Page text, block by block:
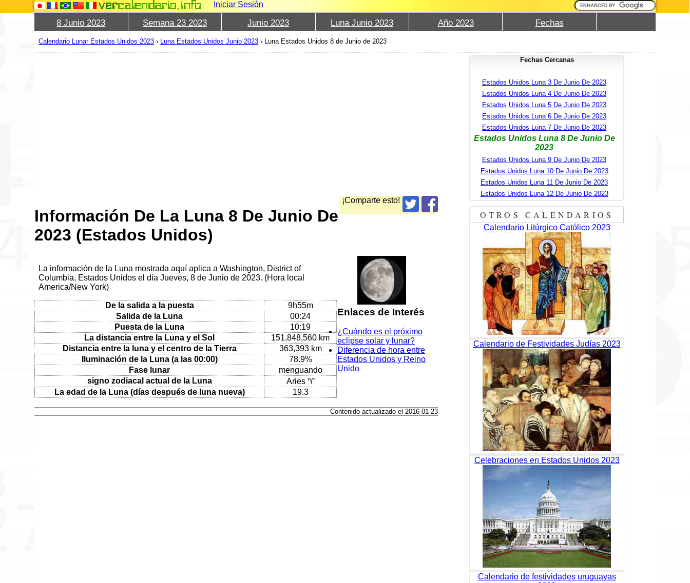
Iniciar Sesión
8 Junio 2023 Semana 23 2023 Junio 2023 Luna Junio 2023 Año 2023 Fechas
Calendario Lunar Estados Unidos 2023 › Luna Estados Unidos Junio 2023 › Luna Estados Unidos 8 de Junio de 2023
¡Comparte esto!
Información De La Luna 8 De Junio De
2023 (Estados Unidos)
La información de la Luna mostrada aquí aplica a Washington, District of
Columbia, Estados Unidos el día Jueves, 8 de Junio de 2023. (Hora local
America/New York)
De la salida a la puesta
9h55m
Salida de la Luna
00:24
Puesta de la Luna
10:19
La distancia entre la Luna y el Sol
151,848,560 km
Distancia entre la luna y el centro de la Tierra
363,393 km
Iluminación de la Luna (a las 00:00)
78.9%
Fase lunar
menguando
signo zodiacal actual de la Luna
Aries ♈
La edad de la Luna (días después de luna nueva)
19.3
Enlaces de Interés
¿Cuándo es el próximo
eclipse solar y lunar?
Diferencia de hora entre
Estados Unidos y Reino
Unido
Contenido actualizado el 2016-01-23
Fechas Cercanas
Estados Unidos Luna 3 De Junio De 2023
Estados Unidos Luna 4 De Junio De 2023
Estados Unidos Luna 5 De Junio De 2023
Estados Unidos Luna 6 De Junio De 2023
Estados Unidos Luna 7 De Junio De 2023
Estados Unidos Luna 8 De Junio De
2023
Estados Unidos Luna 9 De Junio De 2023
Estados Unidos Luna 10 De Junio De 2023
Estados Unidos Luna 11 De Junio De 2023
Estados Unidos Luna 12 De Junio De 2023
OTROS CALENDARIOS
Calendario Litúrgico Católico 2023
Calendario de Festividades Judías 2023
Celebraciones en Estados Unidos 2023
Calendario de festividades uruguayas